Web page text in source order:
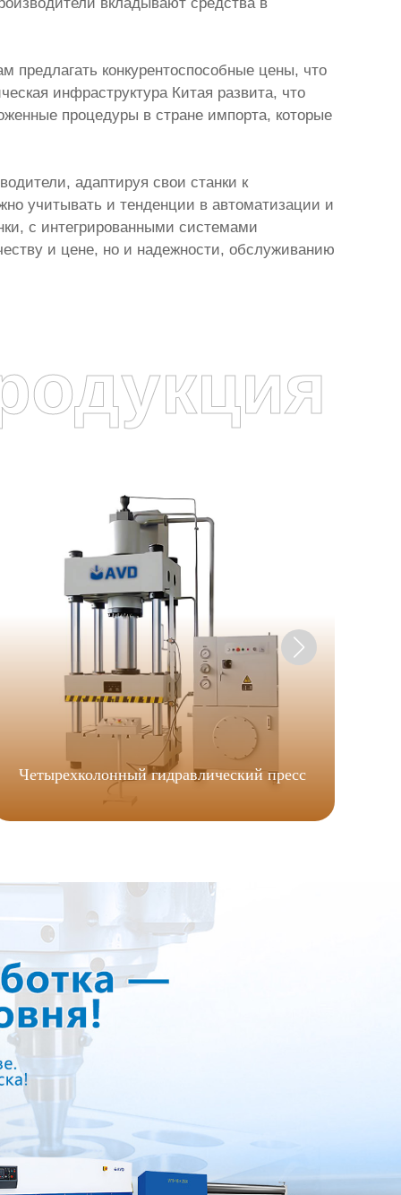
вкладывают средства в
предлагать конкурентоспособные цены, что
инфраструктура Китая развита, что
процедуры в стране импорта, которые
адаптируя свои станки к
учитывать и тенденции в автоматизации и
с интегрированными системами
и цене, но и надежности, обслуживанию
Четырехколонный гидравлический пресс